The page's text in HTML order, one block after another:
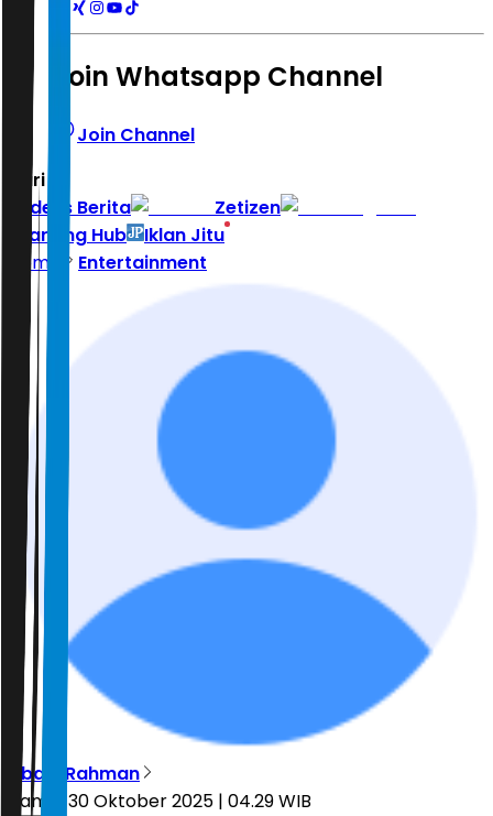
Join Whatsapp Channel
Join Channel
Hari ini
Indeks Berita
Zetizen
Learning Hub
Iklan Jitu
Home
Entertainment
Abdul Rahman
Kamis, 30 Oktober 2025 | 04.29 WIB